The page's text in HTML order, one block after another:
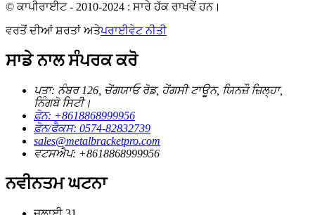
© ਕਾਪੀਰਾਈਟ - 2010-2024 : ਸਾਰੇ ਹੱਕ ਰਾਖਵੇਂ ਹਨ।
ਵਰਤੋਂ ਦੀਆਂ ਸ਼ਰਤਾਂ ਅਤੇਪਰਾਈਵੇਟ ਨੀਤੀ
ਸਾਡੇ ਨਾਲ ਸੰਪਰਕ ਕਰੋ
ਪਤਾ: ਨੰਬਰ 126, ਚੇਂਗਯਾਓ ਰੋਡ, ਹੇਂਗਸੀ ਟਾਊਨ, ਯਿਨਜ਼ੌ ਜ਼ਿਲ੍ਹਾ,
ਨਿੰਗਬੋ ਸਿਟੀ।
ਫ਼ੋਨ: +8618868999956
ਫ਼ੋਨ/ਫੈਕਸ: 0574-82832739
sales@metalbracketpro.com
ਵਟਸਐਪ: +8618868999956
ਨਵੀਨਤਮ ਘਟਨਾ